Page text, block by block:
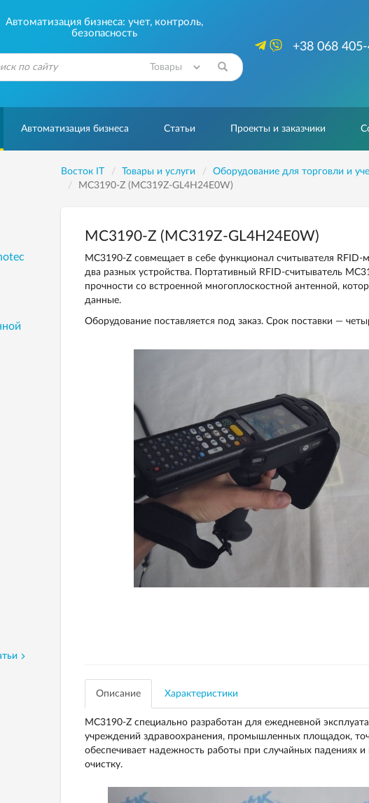
Автоматизация бизнеса: учет, контроль,
безопасность
+38 068
Автоматизация бизнеса Статьи Проекты и заказчики
Восток IT Товары и услуги Оборудование для торговли и
MC3190-Z (MC319Z-GL4H24E0W)
MC3190-Z (MC319Z-GL4H24E0W)
MC3190-Z совмещает в себе функционал считывателя
два разных устройства. Портативный RFID-считыватель
прочности со встроенной многоплоскостной антенной,
данные.
Оборудование поставляется под заказ. Срок поставки —
Описание Характеристики
MC3190-Z специально разработан для ежедневной
учреждений здравоохранения, промышленных площадок,
обеспечивает надежность работы при случайных падениях
очистку.